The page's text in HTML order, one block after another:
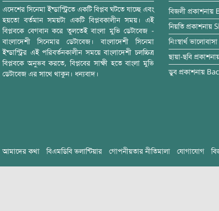
এদেশের সিনেমা ইন্ডাস্ট্রিতে একটি বিপ্লব ঘটতে যাচ্ছে এবং
হয়তো বর্তমান সময়টা একটি বিপ্লবকালীন সময়। এই
বিপ্লবকে বেগবান করে তুলতেই বাংলা মুভি ডেটাবেজ -
বাংলাদেশী সিনেমার ডেটাবেজ। বাংলাদেশী সিনেমা
ইন্ডাস্ট্রির এই পরিবর্তনকালীন সময়ে বাংলাদেশী চলচ্চিত্র
বিপ্লবকে অনুভব করতে, বিপ্লবের সাক্ষী হতে বাংলা মুভি
ডেটাবেজ এর সাথে থাকুন। ধন্যবাদ।
বিজলী প্রকাশনায়
নিয়তি প্রকাশনায়
নিঃস্বার্থ ভালোবাসা
ছায়া-ছবি
ডুব প্রকাশনায়
আমাদের কথা বিএমডিবি ভলান্টিয়ার গোপনীয়তার নীতিমালা যোগাযোগ